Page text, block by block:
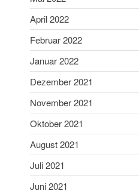
April 2022
Februar 2022
Januar 2022
Dezember 2021
November 2021
Oktober 2021
August 2021
Juli 2021
Juni 2021